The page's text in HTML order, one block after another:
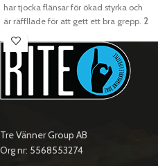
har tjocka flänsar för ökad styrka och
är räffllade för att gett ett bra grepp. 2
st barends i plast medföljer.
350 mmFläns:45 mm bredDiameter:
30 mm
106 gram Obs!
Säljes
styckvis (1 st)
Tre Vänner Group AB
Org nr: 5568553274